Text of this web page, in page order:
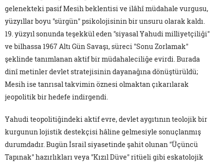
gelenekteki pasif Mesih beklentisi ve ilâhî müdahale vurgusu,
yüzyıllar boyu "sürgün" psikolojisinin bir unsuru olarak kaldı.
19. yüzyıl sonunda teşekkül eden "siyasal Yahudi milliyetçiliği"
ve bilhassa 1967 Altı Gün Savaşı, süreci "Sonu Zorlamak"
şeklinde tanımlanan aktif bir müdahaleciliğe evirdi. Burada
dinî metinler devlet stratejisinin dayanağına dönüştürüldü;
Mesih ise tanrısal takvimin öznesi olmaktan çıkarılarak
jeopolitik bir hedefe indirgendi.
Yahudi teopolitiğindeki aktif evre, devlet aygıtının teolojik bir
kurgunun lojistik destekçisi hâline gelmesiyle sonuçlanmış
durumdadır. Bugün İsrail siyasetinde şahit olunan "Üçüncü
Tapınak" hazırlıkları veya "Kızıl Düve" ritüeli gibi eskatolojik